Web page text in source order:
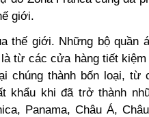
giới.
thế giới. Những bộ quần
từ các cửa hàng tiết kiệm
chúng thành bốn loại, từ
khẩu khi đã trở thành
Panama, Châu Á,